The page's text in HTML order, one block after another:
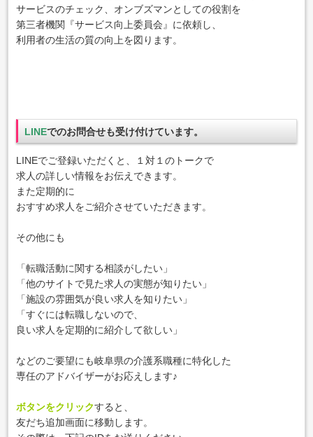
サービスのチェック、オンブズマンとしての役割を
第三者機関『サービス向上委員会』に依頼し、
利用者の生活の質の向上を図ります。
LINEでのお問合せも受け付けています。
LINEでご登録いただくと、１対１のトークで
求人の詳しい情報をお伝えできます。
また定期的に
おすすめ求人をご紹介させていただきます。
その他にも
「転職活動に関する相談がしたい」
「他のサイトで見た求人の実態が知りたい」
「施設の雰囲気が良い求人を知りたい」
「すぐには転職しないので、
良い求人を定期的に紹介して欲しい」
などのご要望にも岐阜県の介護系職種に特化した
専任のアドバイザーがお応えします♪
ボタンをクリックすると、
友だち追加画面に移動します。